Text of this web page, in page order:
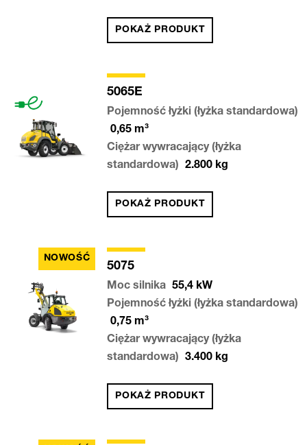
POKAŻ PRODUKT
5065E
Pojemność łyżki (łyżka standardowa)
0,65 m³
Ciężar wywracający (łyżka
standardowa)
2.800 kg
POKAŻ PRODUKT
NOWOŚĆ
5075
Moc silnika 55,4 kW
Pojemność łyżki (łyżka standardowa)
0,75 m³
Ciężar wywracający (łyżka
standardowa)
3.400 kg
POKAŻ PRODUKT